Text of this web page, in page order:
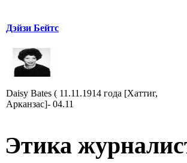
Дэйзи Бейтс
Daisy Bates ( 11.11.1914 года [Хаттиг,
Арканзас]- 04.11
Этика